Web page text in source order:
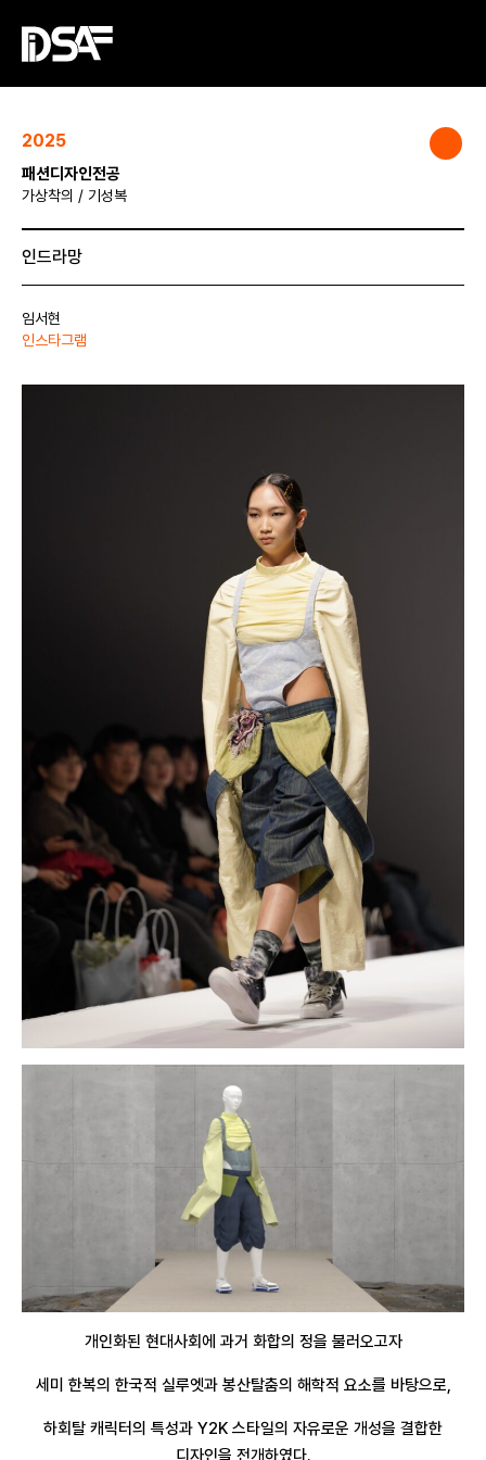
2025
패션디자인전공
가상착의 / 기성복
인드라망
임서현
인스타그램
개인화된 현대사회에 과거 화합의 정을 불러오고자
세미 한복의 한국적 실루엣과 봉산탈춤의 해학적 요소를 바탕으로,
하회탈 캐릭터의 특성과 Y2K 스타일의 자유로운 개성을 결합한
디자인을 전개하였다.